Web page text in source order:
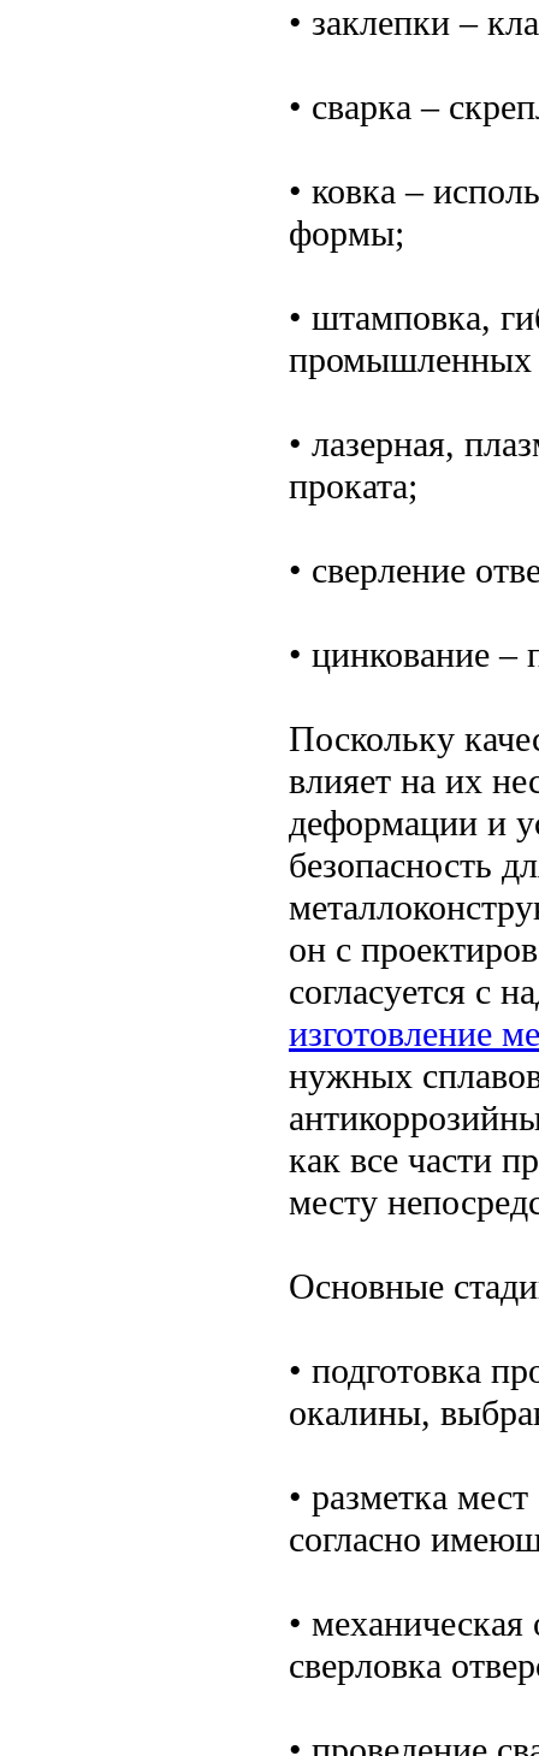
• заклепки –
• сварка –
• ковка –
формы;
• штамповка,
промышленных
• лазерная,
проката;
• сверление
• цинкование
Поскольку
влияет на их
деформации и
безопасность
он с
согласуется с
изготовление
нужных
как все части
месту
Основные
• подготовка
окалины,
• разметка
согласно
• механическая
сверловка